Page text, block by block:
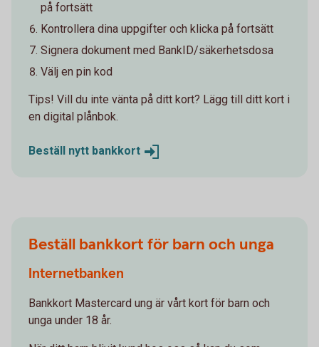
på fortsätt
Kontrollera dina uppgifter och klicka på fortsätt
Signera dokument med BankID/säkerhetsdosa
Välj en pin kod
Tips! Vill du inte vänta på ditt kort? Lägg till ditt kort i
en digital plånbok.
Beställ nytt bankkort
Beställ bankkort för barn och unga
Internetbanken
Bankkort Mastercard ung är vårt kort för barn och
unga under 18 år.